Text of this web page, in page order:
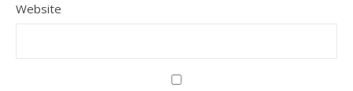
Website